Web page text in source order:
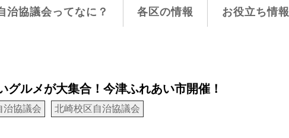
治協議会ってなに？ 各区の情報 お役立ち情報
ルメが大集合！今津ふれあい市開催！
治協議会 北崎校区自治協議会